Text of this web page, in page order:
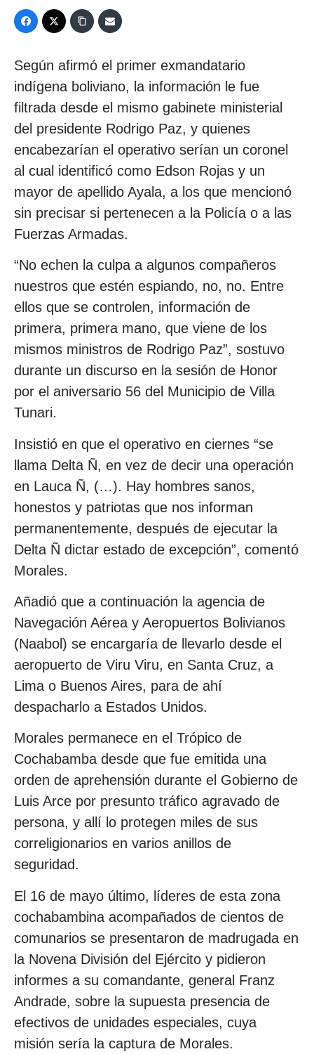
Según afirmó el primer exmandatario
indígena boliviano, la información le fue
filtrada desde el mismo gabinete ministerial
del presidente Rodrigo Paz, y quienes
encabezarían el operativo serían un coronel
al cual identificó como Edson Rojas y un
mayor de apellido Ayala, a los que mencionó
sin precisar si pertenecen a la Policía o a las
Fuerzas Armadas.
“No echen la culpa a algunos compañeros
nuestros que estén espiando, no, no. Entre
ellos que se controlen, información de
primera, primera mano, que viene de los
mismos ministros de Rodrigo Paz”, sostuvo
durante un discurso en la sesión de Honor
por el aniversario 56 del Municipio de Villa
Tunari.
Insistió en que el operativo en ciernes “se
llama Delta Ñ, en vez de decir una operación
en Lauca Ñ, (…). Hay hombres sanos,
honestos y patriotas que nos informan
permanentemente, después de ejecutar la
Delta Ñ dictar estado de excepción”, comentó
Morales.
Añadió que a continuación la agencia de
Navegación Aérea y Aeropuertos Bolivianos
(Naabol) se encargaría de llevarlo desde el
aeropuerto de Viru Viru, en Santa Cruz, a
Lima o Buenos Aires, para de ahí
despacharlo a Estados Unidos.
Morales permanece en el Trópico de
Cochabamba desde que fue emitida una
orden de aprehensión durante el Gobierno de
Luis Arce por presunto tráfico agravado de
persona, y allí lo protegen miles de sus
correligionarios en varios anillos de
seguridad.
El 16 de mayo último, líderes de esta zona
cochabambina acompañados de cientos de
comunarios se presentaron de madrugada en
la Novena División del Ejército y pidieron
informes a su comandante, general Franz
Andrade, sobre la supuesta presencia de
efectivos de unidades especiales, cuya
misión sería la captura de Morales.